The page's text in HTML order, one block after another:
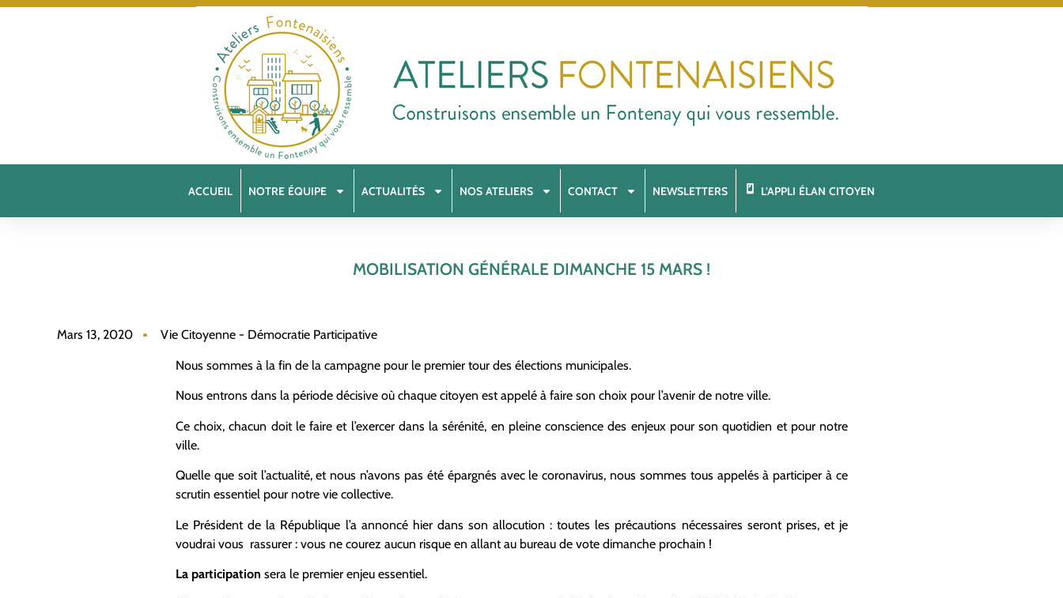
ACCUEIL NOTRE ÉQUIPE ACTUALITÉS NOS ATELIERS CONTACT NEWSLETTERS L’APPLI ÉLAN CITOYEN
MOBILISATION GÉNÉRALE DIMANCHE 15 MARS !
Mars 13, 2020 Vie Citoyenne - Démocratie Participative
Nous sommes à la fin de la campagne pour le premier tour des élections municipales.
Nous entrons dans la période décisive où chaque citoyen est appelé à faire son choix pour l’avenir de notre ville.
Ce choix, chacun doit le faire et l’exercer dans la sérénité, en pleine conscience des enjeux pour son quotidien et pour notre
ville.
Quelle que soit l’actualité, et nous n’avons pas été épargnés avec le coronavirus, nous sommes tous appelés à participer à ce
scrutin essentiel pour notre vie collective.
Le Président de la République l’a annoncé hier dans son allocution : toutes les précautions nécessaires seront prises, et je
voudrai vous rassurer : vous ne courez aucun risque en allant au bureau de vote dimanche prochain !
La participation sera le premier enjeu essentiel.